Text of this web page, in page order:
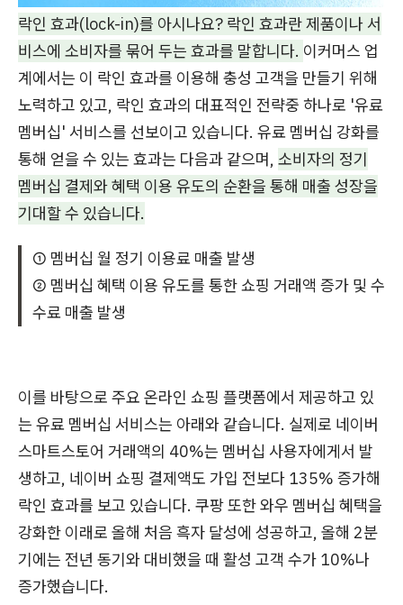
락인 효과(lock-in)를 아시나요? 락인 효과란 제품이나 서
비스에 소비자를 묶어 두는 효과를 말합니다. 이커머스 업
계에서는 이 락인 효과를 이용해 충성 고객을 만들기 위해
노력하고 있고, 락인 효과의 대표적인 전략중 하나로 '유료
멤버십' 서비스를 선보이고 있습니다. 유료 멤버십 강화를
통해 얻을 수 있는 효과는 다음과 같으며, 소비자의 정기
멤버십 결제와 혜택 이용 유도의 순환을 통해 매출 성장을
기대할 수 있습니다.
① 멤버십 월 정기 이용료 매출 발생
② 멤버십 혜택 이용 유도를 통한 쇼핑 거래액 증가 및 수
수료 매출 발생
이를 바탕으로 주요 온라인 쇼핑 플랫폼에서 제공하고 있
는 유료 멤버십 서비스는 아래와 같습니다. 실제로 네이버
스마트스토어 거래액의 40%는 멤버십 사용자에게서 발
생하고, 네이버 쇼핑 결제액도 가입 전보다 135% 증가해
락인 효과를 보고 있습니다. 쿠팡 또한 와우 멤버십 혜택을
강화한 이래로 올해 처음 흑자 달성에 성공하고, 올해 2분
기에는 전년 동기와 대비했을 때 활성 고객 수가 10%나
증가했습니다.